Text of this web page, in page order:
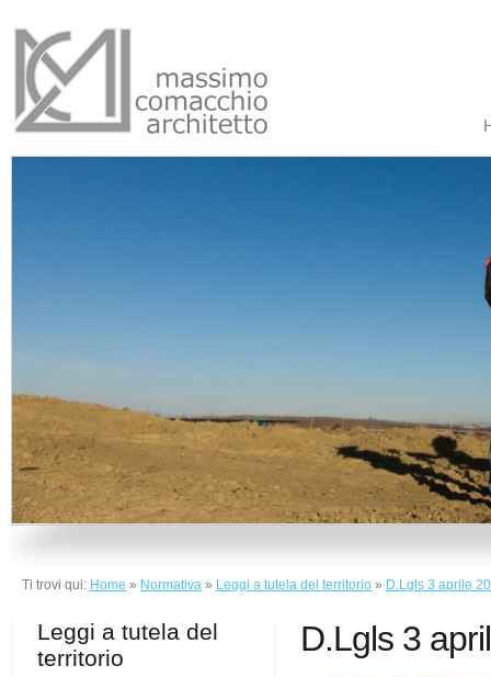
Ti trovi qui: Home » Normativa » Leggi a tutela del territorio » D.Lgls 3 aprile
Leggi a tutela del
territorio
D.Lgls 3